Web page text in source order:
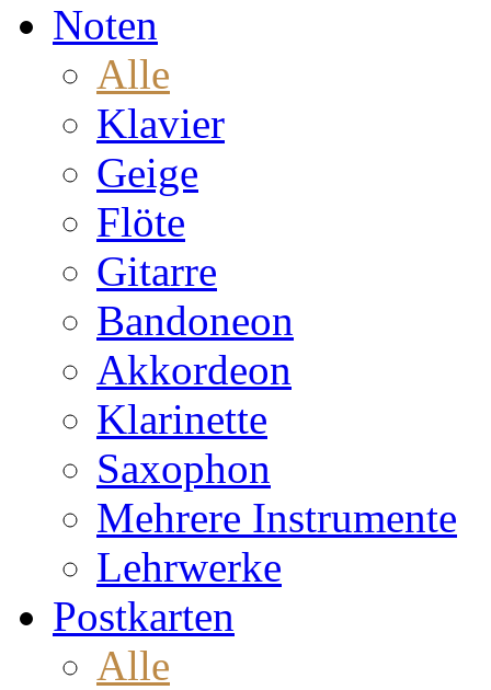
Noten
Alle
Klavier
Geige
Flöte
Gitarre
Bandoneon
Akkordeon
Klarinette
Saxophon
Mehrere Instrumente
Lehrwerke
Postkarten
Alle